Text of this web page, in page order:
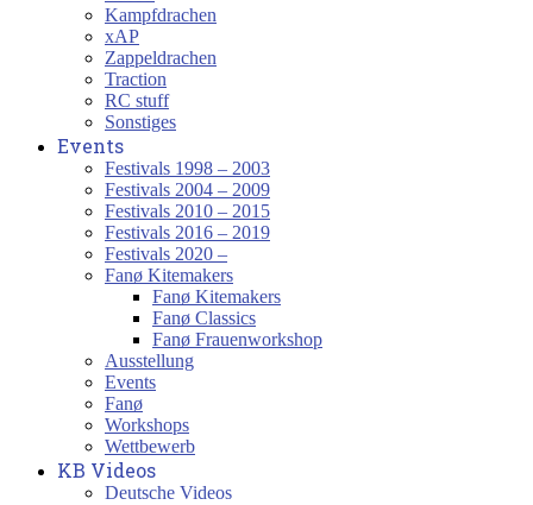
Kampfdrachen
xAP
Zappeldrachen
Traction
RC stuff
Sonstiges
Events
Festivals 1998 – 2003
Festivals 2004 – 2009
Festivals 2010 – 2015
Festivals 2016 – 2019
Festivals 2020 –
Fanø Kitemakers
Fanø Kitemakers
Fanø Classics
Fanø Frauenworkshop
Ausstellung
Events
Fanø
Workshops
Wettbewerb
KB Videos
Deutsche Videos